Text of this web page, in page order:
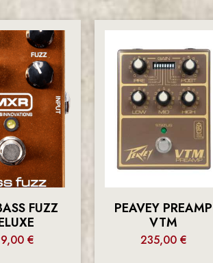
FUZZ
€
PEAVEY PREAMP
VTM
235,00 €